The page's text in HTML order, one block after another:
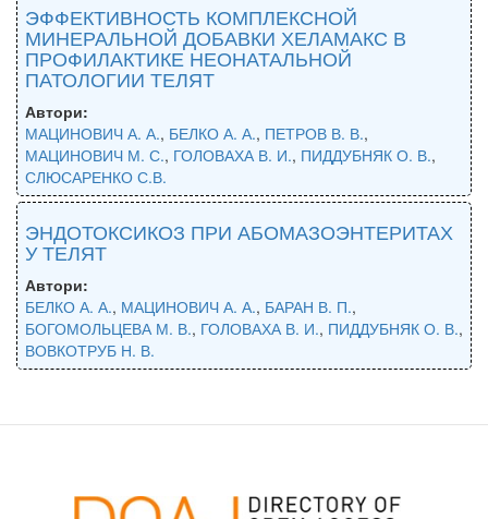
ЭФФЕКТИВНОСТЬ КОМПЛЕКСНОЙ
МИНЕРАЛЬНОЙ ДОБАВКИ ХЕЛАМАКС В
ПРОФИЛАКТИКЕ НЕОНАТАЛЬНОЙ
ПАТОЛОГИИ ТЕЛЯТ
Автори:
МАЦИНОВИЧ А. А., БЕЛКО А. А., ПЕТРОВ В. В.,
МАЦИНОВИЧ М. С., ГОЛОВАХА В. И., ПИДДУБНЯК О. В.,
СЛЮСАРЕНКО С.В.
ЭНДОТОКСИКОЗ ПРИ АБОМАЗОЭНТЕРИТАХ
У ТЕЛЯТ
Автори:
БЕЛКО А. А., МАЦИНОВИЧ А. А., БАРАН В. П.,
БОГОМОЛЬЦЕВА М. В., ГОЛОВАХА В. И., ПИДДУБНЯК О. В.,
ВОВКОТРУБ Н. В.